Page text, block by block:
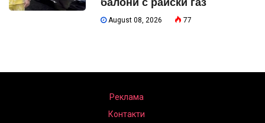
балони с райски газ
August 08, 2026 77
Реклама
Контакти